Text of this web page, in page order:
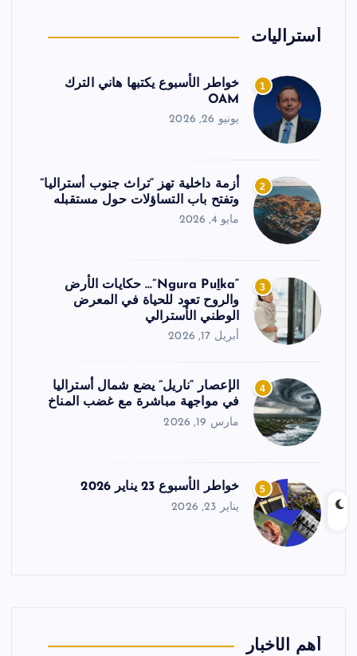
أستراليات
1
خواطر الأسبوع يكتبها هاني الترك
OAM
يونيو 26, 2026
2
أزمة داخلية تهز “تراث جنوب أستراليا”
وتفتح باب التساؤلات حول مستقبله
مايو 4, 2026
3
“Ngura Puḻka”… حكايات الأرض
والروح تعود للحياة في المعرض
الوطني الأسترالي
أبريل 17, 2026
4
الإعصار “ناريل” يضع شمال أستراليا
في مواجهة مباشرة مع غضب المناخ
مارس 19, 2026
5 خواطر الأسبوع 23 يناير 2026
يناير 23, 2026
أهم الأخبار